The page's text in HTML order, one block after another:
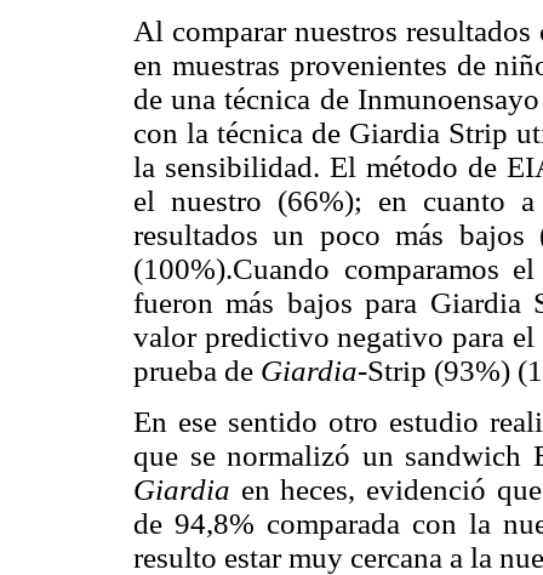
Al comparar nuestros
en muestras provenientes de
de una técnica de
con la técnica de Giardia Strip
la sensibilidad. El método de
el nuestro (66%); en cuanto
resultados un poco más
(100%).Cuando comparamos
fueron más bajos para
valor predictivo negativo para
prueba de Giardia-Strip (93%)
En ese sentido otro estudio
que se normalizó un sandwich
Giardia en heces, evidenció
de 94,8% comparada con la
resulto estar muy cercana a la